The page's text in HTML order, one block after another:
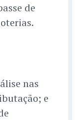
de
nas
e